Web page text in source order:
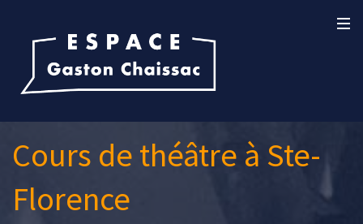
Cours de théâtre à Ste-
Florence